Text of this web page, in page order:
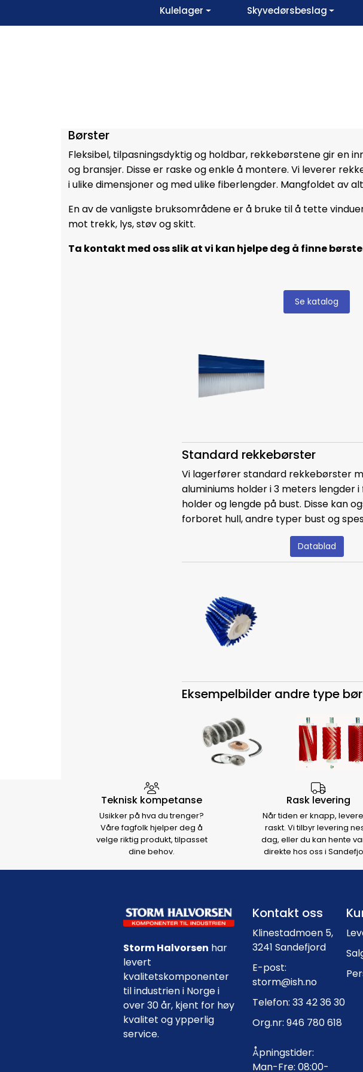
Kulelager Skyvedørsbeslag
Børster
Fleksibel, tilpasningsdyktig og holdbar, rekkebørstene gir en
og bransjer. Disse er raske og enkle å montere. Vi leverer
i ulike dimensjoner og med ulike fiberlengder. Mangfoldet av
En av de vanligste bruksområdene er å bruke til å tette
mot trekk, lys, støv og skitt.
Ta kontakt med oss slik at vi kan hjelpe deg å finne
Se katalog
Standard rekkebørster
Vi lagerfører standard rekkebørster
aluminiums holder i 3 meters lengder
holder og lengde på bust. Disse kan
forboret hull, andre typer bust og
Datablad
Eksempelbilder andre type
Hvorfor velge Storm Halvorsen
Teknisk kompetanse
Usikker på hva du trenger?
Våre fagfolk hjelper deg å
velge riktig produkt, tilpasset
dine behov.
Rask levering
Når tiden er knapp,
raskt. Vi tilbyr levering
dag, eller du kan hente
direkte hos oss i
Storm Halvorsen har
levert
kvalitetskomponenter
til industrien i Norge i
over 30 år, kjent for høy
kvalitet og ypperlig
service.
Kontakt oss
Klinestadmoen 5,
3241 Sandefjord
E-post:
storm@ish.no
Telefon: 33 42 36 30
Org.nr: 946 780 618
Åpningstider:
Man-Fre: 08:00-